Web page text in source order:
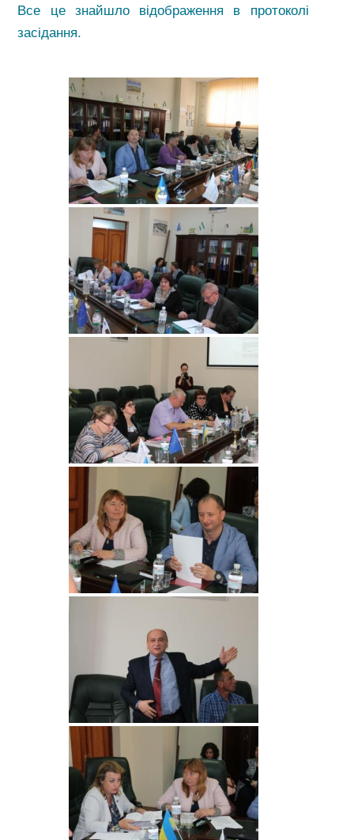
Все це знайшло відображення в протоколі
засідання.